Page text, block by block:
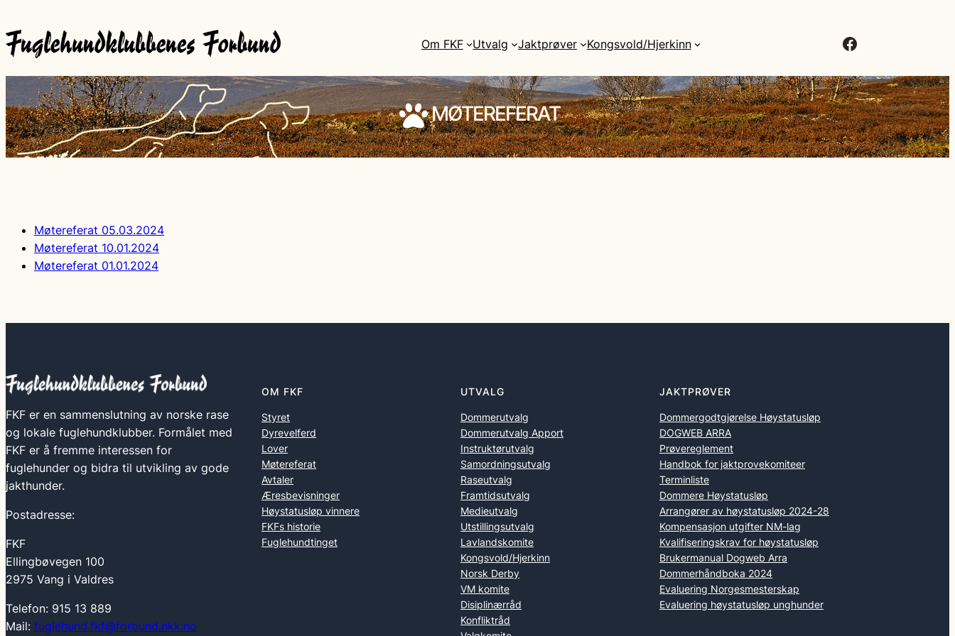
Om FKF Utvalg Jaktprøver Kongsvold/Hjerkinn Facebook
MØTEREFERAT
Møtereferat 05.03.2024
Møtereferat 10.01.2024
Møtereferat 01.01.2024
FKF er en sammenslutning av norske rase
og lokale fuglehundklubber. Formålet med
FKF er å fremme interessen for
fuglehunder og bidra til utvikling av gode
jakthunder.
Postadresse:
FKF
Ellingbøvegen 100
2975 Vang i Valdres
Telefon: 915 13 889
Mail: fuglehund.fkf@forbund.nkk.no
OM FKF
Styret
Dyrevelferd
Lover
Møtereferat
Avtaler
Æresbevisninger
Høystatusløp vinnere
FKFs historie
Fuglehundtinget
UTVALG
Dommerutvalg
Dommerutvalg Apport
Instruktørutvalg
Samordningsutvalg
Raseutvalg
Framtidsutvalg
Medieutvalg
Utstillingsutvalg
Lavlandskomite
Kongsvold/Hjerkinn
Norsk Derby
VM komite
Disiplinærråd
Konfliktråd
JAKTPRØVER
Dommergodtgjørelse Høystatusløp
DOGWEB ARRA
Prøvereglement
Handbok for jaktprovekomiteer
Terminliste
Dommere Høystatusløp
Arrangører av høystatusløp 2024-28
Kompensasjon utgifter NM-lag
Kvalifiseringskrav for høystatusløp
Brukermanual Dogweb Arra
Dommerhåndboka 2024
Evaluering Norgesmesterskap
Evaluering høystatusløp unghunder